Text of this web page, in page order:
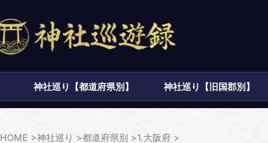
神社巡り【都道府県別】 神社巡り【旧国郡別】
HOME >神社巡り >都道府県別 >1.大阪府 >